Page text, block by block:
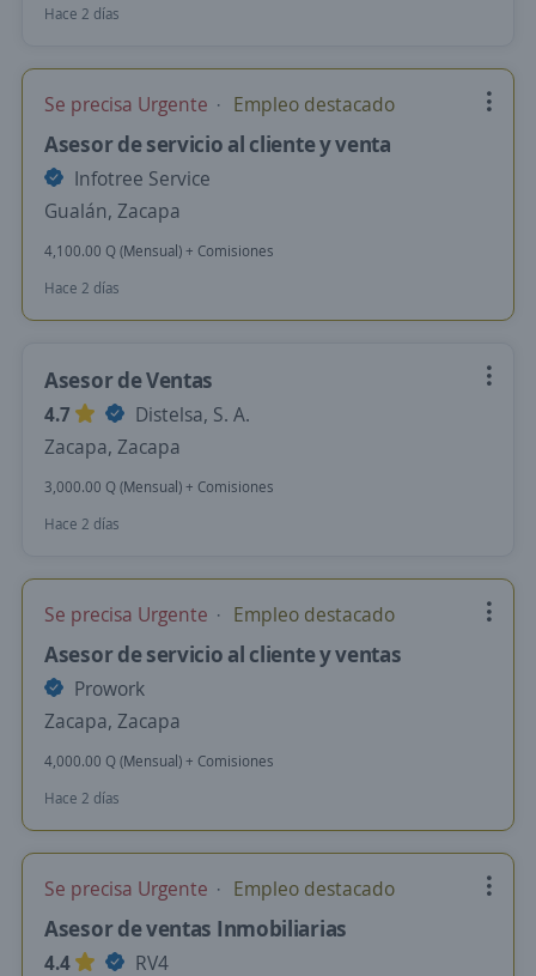
Hace 2 días
Se precisa Urgente Empleo destacado
Asesor de servicio al cliente y venta
Infotree Service
Gualán, Zacapa
4,100.00 Q (Mensual) + Comisiones
Hace 2 días
Asesor de Ventas
4.7
Distelsa, S. A.
Zacapa, Zacapa
3,000.00 Q (Mensual) + Comisiones
Hace 2 días
Se precisa Urgente Empleo destacado
Asesor de servicio al cliente y ventas
Prowork
Zacapa, Zacapa
4,000.00 Q (Mensual) + Comisiones
Hace 2 días
Se precisa Urgente Empleo destacado
Asesor de ventas Inmobiliarias
4.4 RV4